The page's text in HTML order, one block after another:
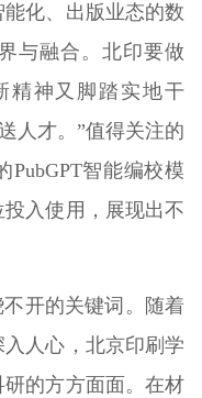
化、出版业态的数
与融合。北印要做
精神又脚踏实地干
人才。”值得关注的
智能编校模
入使用，展现出不
开的关键词。随着
人心，北京印刷学
的方方面面。在材